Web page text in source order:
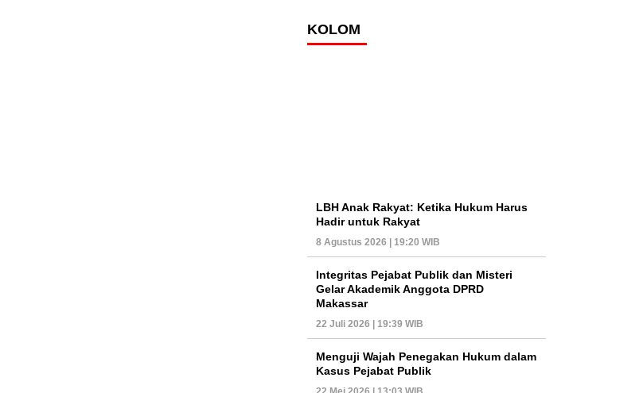
KOLOM
LBH Anak Rakyat: Ketika Hukum Harus
Hadir untuk Rakyat
8 Agustus 2026 | 19:20 WIB
Integritas Pejabat Publik dan Misteri
Gelar Akademik Anggota DPRD
Makassar
22 Juli 2026 | 19:39 WIB
Menguji Wajah Penegakan Hukum dalam
Kasus Pejabat Publik